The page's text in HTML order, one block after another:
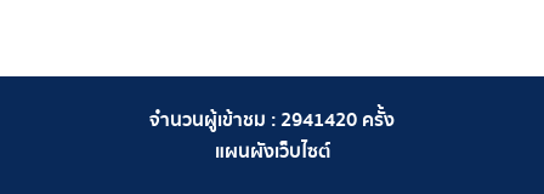
จำนวนผู้เข้าชม :2941420 ครั้ง
แผนผังเว็บไซต์